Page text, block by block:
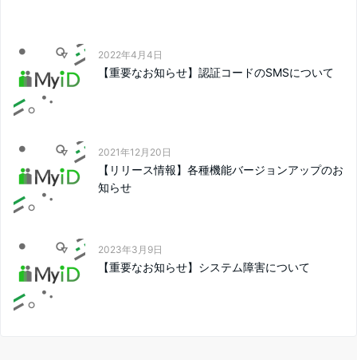
2022年4月4日
【重要なお知らせ】認証コードのSMSについて
2021年12月20日
【リリース情報】各種機能バージョンアップのお
知らせ
2023年3月9日
【重要なお知らせ】システム障害について